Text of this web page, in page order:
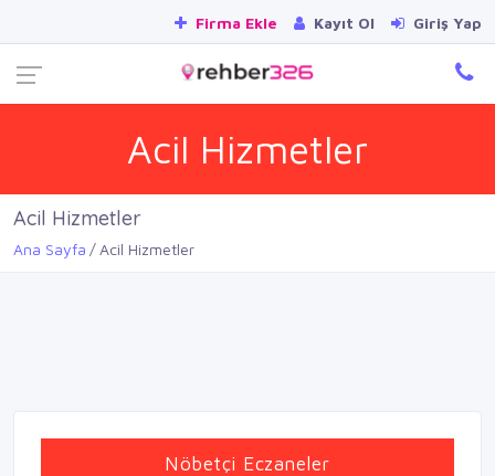
Firma Ekle Kayıt Ol Giriş Yap
Acil Hizmetler
Acil Hizmetler
Ana Sayfa Acil Hizmetler
Nöbetçi Eczaneler